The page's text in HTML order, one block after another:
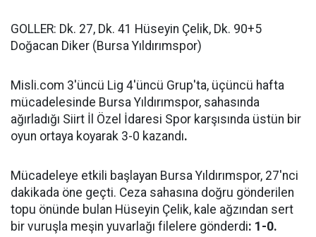
GOLLER: Dk. 27, Dk. 41 Hüseyin Çelik, Dk. 90+5
Doğacan Diker (Bursa Yıldırımspor)
Misli.com 3'üncü Lig 4'üncü Grup'ta, üçüncü hafta
mücadelesinde Bursa Yıldırımspor, sahasında
ağırladığı Siirt İl Özel İdaresi Spor karşısında üstün bir
oyun ortaya koyarak 3-0 kazandı.
Mücadeleye etkili başlayan Bursa Yıldırımspor, 27'nci
dakikada öne geçti. Ceza sahasına doğru gönderilen
topu önünde bulan Hüseyin Çelik, kale ağzından sert
bir vuruşla meşin yuvarlağı filelere gönderdi: 1-0.